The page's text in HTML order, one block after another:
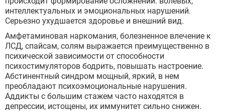
интеллектуальных и эмоциональных нарушений.
Серьезно ухудшается здоровье и внешний вид.
Амфетаминовая наркомания, болезненное влечение к
ЛСД, спайсам, солям выражается преимущественно в
психической зависимости от способности
психостимуляторов бодрить, повышать настроение.
Абстинентный синдром мощный, яркий, в нем
преобладают психоэмоциональные нарушения.
Аддикты с большим стажем часто находятся в
депрессии, истощены, их иммунитет сильно снижен.